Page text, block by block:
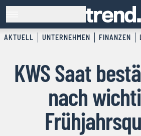
AKTUELL UNTERNEHMEN FINANZEN
KWS Saat
nach